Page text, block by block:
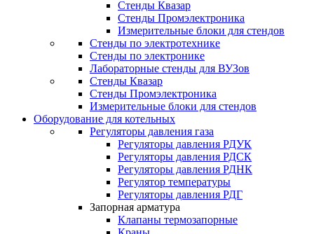
Стенды Квазар
Стенды Промэлектроника
Измерительные блоки для стендов
Стенды по электротехнике
Стенды по электронике
Лабораторные стенды для ВУЗов
Стенды Квазар
Стенды Промэлектроника
Измерительные блоки для стендов
Оборудование для котельных
Регуляторы давления газа
Регуляторы давления РДУК
Регуляторы давления РДСК
Регуляторы давления РДНК
Регулятор температуры
Регуляторы давления РДГ
Запорная арматура
Клапаны термозапорные